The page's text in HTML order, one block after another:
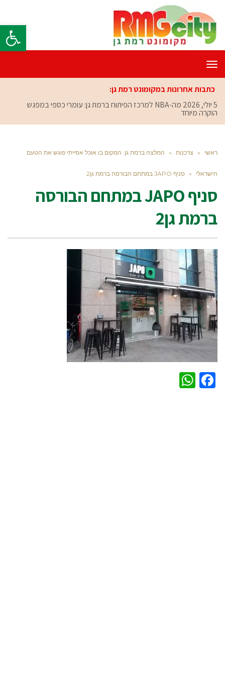
פתח
תפריט
כתבות אחרונות במקומונט רמת גן:
5 יולי, 2026
מה-NBA למרכז הפיתוח ברמת גן: עומרי כספי במפגש
הוקרה מיוחד
ראשי » צרכנות » המלצה ברמת גן: המקום בו אוכל אסייתי פוגש את הטעם
הישראלי » סניף JAPO במתחם הבורסה ברמת גן2
סניף JAPO במתחם הבורסה
ברמת גן2
Facebook